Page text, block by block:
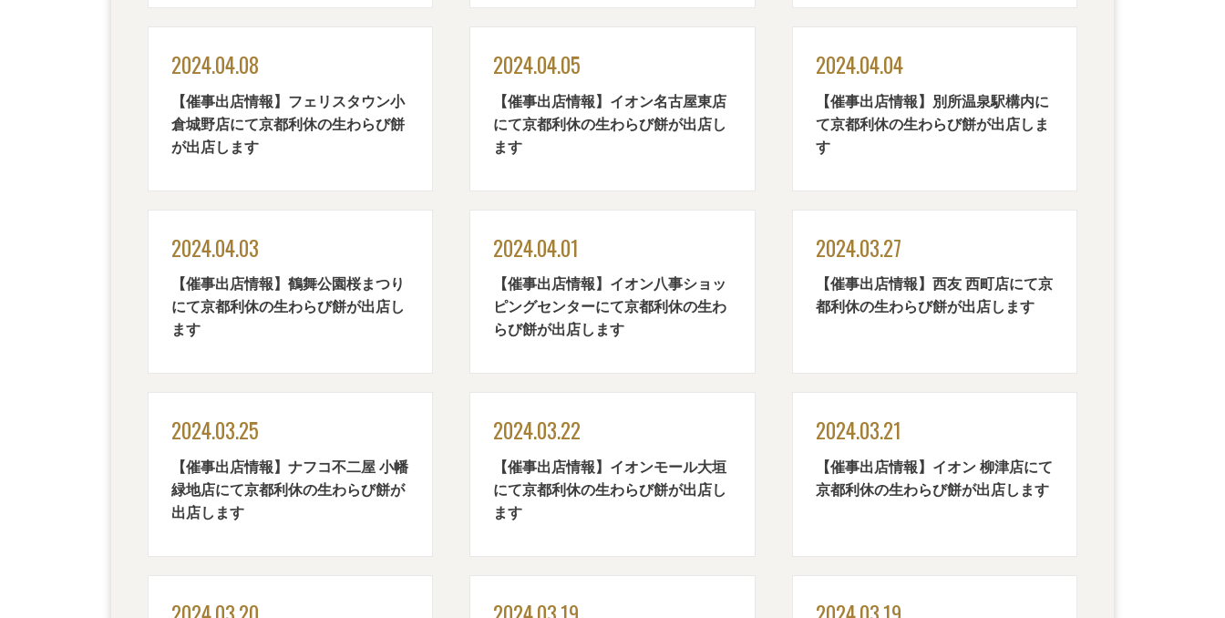
2024.04.08
【催事出店情報】フェリスタウン小
倉城野店にて京都利休の生わらび餅
が出店します
2024.04.05
【催事出店情報】イオン名古屋東店
にて京都利休の生わらび餅が出店し
ます
2024.04.04
【催事出店情報】別所温泉駅構内に
て京都利休の生わらび餅が出店しま
す
2024.04.03
【催事出店情報】鶴舞公園桜まつり
にて京都利休の生わらび餅が出店し
ます
2024.04.01
【催事出店情報】イオン八事ショッ
ピングセンターにて京都利休の生わ
らび餅が出店します
2024.03.27
【催事出店情報】西友 西町店にて京
都利休の生わらび餅が出店します
2024.03.25
【催事出店情報】ナフコ不二屋 小幡
緑地店にて京都利休の生わらび餅が
出店します
2024.03.22
【催事出店情報】イオンモール大垣
にて京都利休の生わらび餅が出店し
ます
2024.03.21
【催事出店情報】イオン 柳津店にて
京都利休の生わらび餅が出店します